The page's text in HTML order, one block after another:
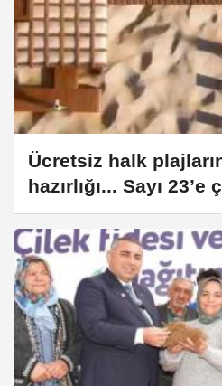
Ücretsiz halk
hazırlığı... Sayı 23’e